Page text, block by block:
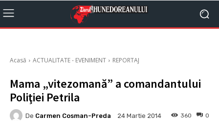
Acasă ACTUALITATE - EVENIMENT REPORTAJ
Mama „vitezomană” a comandantului
Poliţiei Petrila
De Carmen Cosman-Preda 24 Martie 2014 0
360